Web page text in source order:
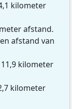
kilometer
afstand.
afstand van
kilometer
kilometer